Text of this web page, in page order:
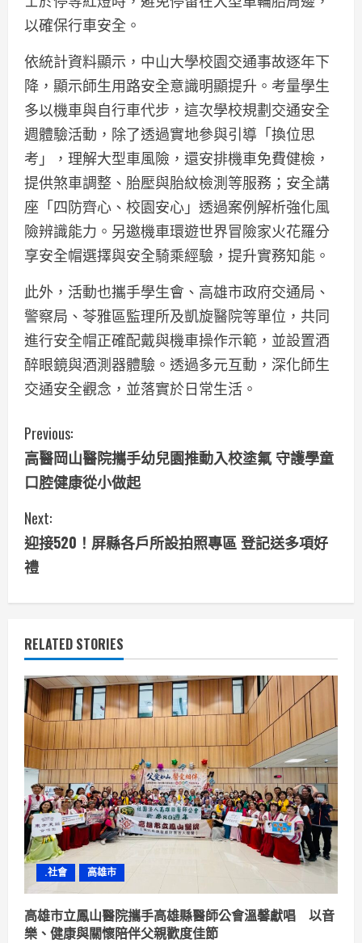
以確保行車安全。
依統計資料顯示，中山大學校園交通事故逐年下
降，顯示師生用路安全意識明顯提升。考量學生
多以機車與自行車代步，這次學校規劃交通安全
週體驗活動，除了透過實地參與引導「換位思
考」，理解大型車風險，還安排機車免費健檢，
提供煞車調整、胎壓與胎紋檢測等服務；安全講
座「四防齊心、校園安心」透過案例解析強化風
險辨識能力。另邀機車環遊世界冒險家火花羅分
享安全帽選擇與安全騎乘經驗，提升實務知能。
此外，活動也攜手學生會、高雄市政府交通局、
警察局、苓雅區監理所及凱旋醫院等單位，共同
進行安全帽正確配戴與機車操作示範，並設置酒
醉眼鏡與酒測器體驗。透過多元互動，深化師生
交通安全觀念，並落實於日常生活。
C
o
n
t
i
n
u
e
R
e
a
d
i
n
g
Previous:
高醫岡山醫院攜手幼兒園推動入校塗氟 守護學童
口腔健康從小做起
Next:
迎接520！屏縣各戶所設拍照專區 登記送多項好
禮
RELATED STORIES
.社會 高雄市
高雄市立鳳山醫院攜手高雄縣醫師公會溫馨獻唱 以音
樂、健康與關懷陪伴父親歡度佳節